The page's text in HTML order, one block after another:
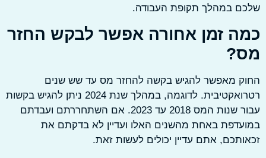
במהלך תקופת העבודה.
זמן אחורה אפשר לבקש החזר
מאפשר להגיש בקשה להחזר מס עד שש שנים
רטרואקטיבית. לדוגמה, במהלך שנת 2024 ניתן להגיש בקשות
עבור שנות המס 2018 עד 2023. אם השתחררתם ועבדתם
באחת מהשנים האלו ועדיין לא בדקתם את
אתם עדיין יכולים לעשות זאת.